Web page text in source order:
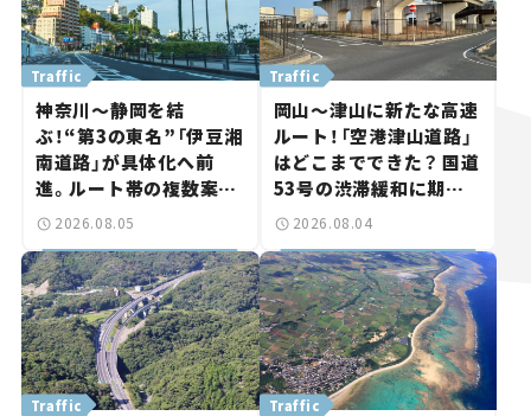
Traffic
神奈川～静岡を結
ぶ！“第3の東名”「伊豆湘
南道路」が具体化へ前
進。ルート帯の複数案検
討へ。熱海まで信号ゼロ
道路計画】
2026.08.05
Traffic
岡山～津山に新たな高速
ルート！「空港津山道路」
はどこまでできた？ 国道
53号の渋滞緩和に期待。
岡山市側でも動きが【い
2026.08.04
Traffic Traffic